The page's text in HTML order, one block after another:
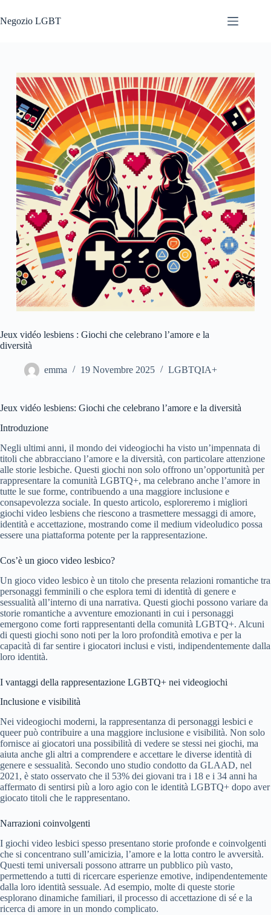
al
contenuto
Negozio LGBT
Jeux vidéo lesbiens : Giochi che celebrano l’amore e la
diversità
emma 19 Novembre 2025 LGBTQIA+
Jeux vidéo lesbiens: Giochi che celebrano l’amore e la diversità
Introduzione
Negli ultimi anni, il mondo dei videogiochi ha visto un’impennata di
titoli che abbracciano l’amore e la diversità, con particolare attenzione
alle storie lesbiche. Questi giochi non solo offrono un’opportunità per
rappresentare la comunità LGBTQ+, ma celebrano anche l’amore in
tutte le sue forme, contribuendo a una maggiore inclusione e
consapevolezza sociale. In questo articolo, esploreremo i migliori
giochi video lesbiens che riescono a trasmettere messaggi di amore,
identità e accettazione, mostrando come il medium videoludico possa
essere una piattaforma potente per la rappresentazione.
Cos’è un gioco video lesbico?
Un gioco video lesbico è un titolo che presenta relazioni romantiche tra
personaggi femminili o che esplora temi di identità di genere e
sessualità all’interno di una narrativa. Questi giochi possono variare da
storie romantiche a avventure emozionanti in cui i personaggi
emergono come forti rappresentanti della comunità LGBTQ+. Alcuni
di questi giochi sono noti per la loro profondità emotiva e per la
capacità di far sentire i giocatori inclusi e visti, indipendentemente dalla
loro identità.
I vantaggi della rappresentazione LGBTQ+ nei videogiochi
Inclusione e visibilità
Nei videogiochi moderni, la rappresentanza di personaggi lesbici e
queer può contribuire a una maggiore inclusione e visibilità. Non solo
fornisce ai giocatori una possibilità di vedere se stessi nei giochi, ma
aiuta anche gli altri a comprendere e accettare le diverse identità di
genere e sessualità. Secondo uno studio condotto da GLAAD, nel
2021, è stato osservato che il 53% dei giovani tra i 18 e i 34 anni ha
affermato di sentirsi più a loro agio con le identità LGBTQ+ dopo aver
giocato titoli che le rappresentano.
Narrazioni coinvolgenti
I giochi video lesbici spesso presentano storie profonde e coinvolgenti
che si concentrano sull’amicizia, l’amore e la lotta contro le avversità.
Questi temi universali possono attrarre un pubblico più vasto,
permettendo a tutti di ricercare esperienze emotive, indipendentemente
dalla loro identità sessuale. Ad esempio, molte di queste storie
esplorano dinamiche familiari, il processo di accettazione di sé e la
ricerca di amore in un mondo complicato.